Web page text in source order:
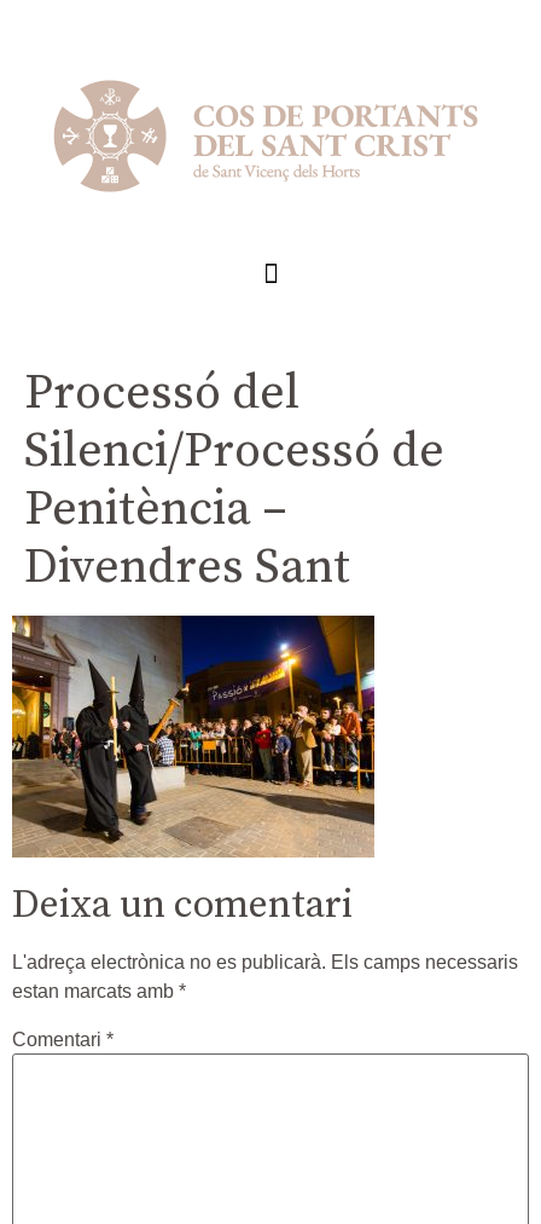
Processó del
Silenci/Processó de
Penitència –
Divendres Sant
Deixa un comentari
L'adreça electrònica no es publicarà. Els camps necessaris
estan marcats amb *
Comentari *